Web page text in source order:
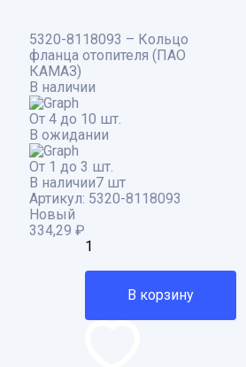
5320-8118093 – Кольцо
фланца отопителя (ПАО
КАМАЗ)
В наличии
От 4 до 10 шт.
В ожидании
От 1 до 3 шт.
В наличии7 шт
Артикул: 5320-8118093
Новый
334,29 ₽
В корзину